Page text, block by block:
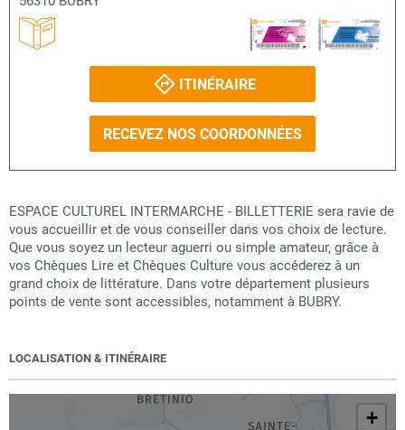
ITINÉRAIRE
RECEVEZ NOS COORDONNÉES
ESPACE CULTUREL INTERMARCHE - BILLETTERIE sera ravie de
vous accueillir et de vous conseiller dans vos choix de lecture.
Que vous soyez un lecteur aguerri ou simple amateur, grâce à
vos Chèques Lire et Chèques Culture vous accéderez à un
grand choix de littérature. Dans votre département plusieurs
points de vente sont accessibles, notamment à BUBRY.
LOCALISATION & ITINÉRAIRE
+